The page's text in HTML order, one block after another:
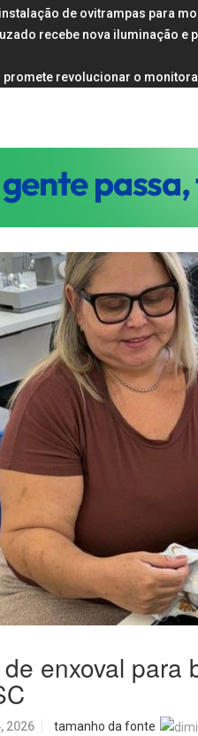
de ovitrampas para
recebe nova iluminação
revolucionar o
enxoval para
2026
tamanho da fonte